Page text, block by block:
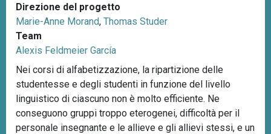
Direzione del progetto
Marie-Anne Morand, Thomas Studer
Team
Alexis Feldmeier García
Nei corsi di alfabetizzazione, la ripartizione delle
studentesse e degli studenti in funzione del livello
linguistico di ciascuno non è molto efficiente. Ne
conseguono gruppi troppo eterogenei, difficoltà per il
personale insegnante e le allieve e gli allievi stessi, e un